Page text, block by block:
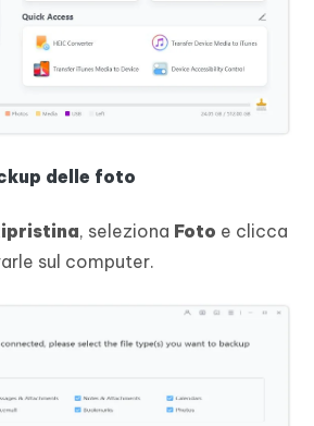
delle foto
, seleziona Foto e clicca
sul computer.